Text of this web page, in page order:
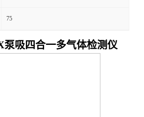
75
泵吸四合一多气体检测仪